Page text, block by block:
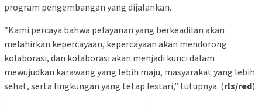
program pengembangan yang dijalankan.
“Kami percaya bahwa pelayanan yang berkeadilan akan
melahirkan kepercayaan, kepercayaan akan mendorong
kolaborasi, dan kolaborasi akan menjadi kunci dalam
mewujudkan karawang yang lebih maju, masyarakat yang lebih
sehat, serta lingkungan yang tetap lestari,” tutupnya. (rls/red).